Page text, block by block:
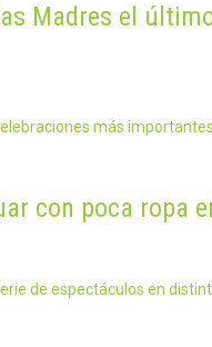
Madres el
más
con poca ropa
de espectáculos en